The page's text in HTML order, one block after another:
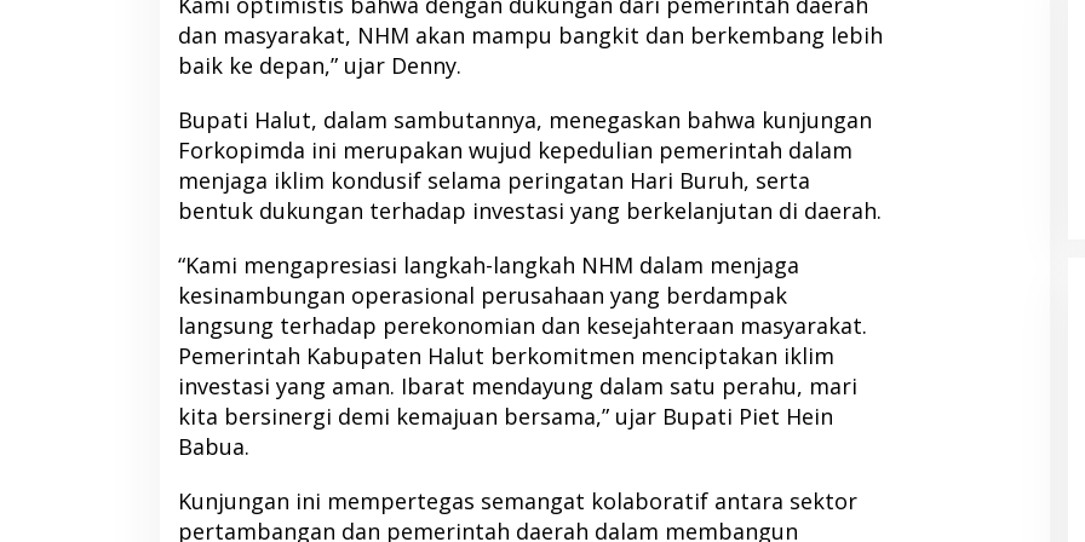
dan masyarakat, NHM akan mampu bangkit dan berkembang lebih
baik ke depan,” ujar Denny.
Bupati Halut, dalam sambutannya, menegaskan bahwa kunjungan
Forkopimda ini merupakan wujud kepedulian pemerintah dalam
menjaga iklim kondusif selama peringatan Hari Buruh, serta
bentuk dukungan terhadap investasi yang berkelanjutan di daerah.
“Kami mengapresiasi langkah-langkah NHM dalam menjaga
kesinambungan operasional perusahaan yang berdampak
langsung terhadap perekonomian dan kesejahteraan masyarakat.
Pemerintah Kabupaten Halut berkomitmen menciptakan iklim
investasi yang aman. Ibarat mendayung dalam satu perahu, mari
kita bersinergi demi kemajuan bersama,” ujar Bupati Piet Hein
Babua.
Kunjungan ini mempertegas semangat kolaboratif antara sektor
pertambangan dan pemerintah daerah dalam membangun
RSUD Tobelo Perluas Akses
Layanan Jantung Anak, Didukung
Alat Echocardiography Bantuan
NHM
Kolaborasi NHM dan IDI Halut
Hadirkan Layanan Kesehatan bagi
Warga Terdampak Bencana Kao
Barat